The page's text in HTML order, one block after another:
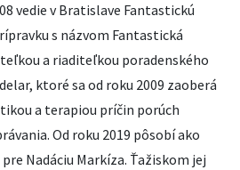
vedie v Bratislave Fantastickú
s názvom Fantastická
a riaditeľkou poradenského
ktoré sa od roku 2009 zaoberá
a terapiou príčin porúch
Od roku 2019 pôsobí ako
Nadáciu Markíza. Ťažiskom jej